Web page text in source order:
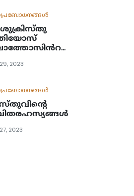
2023
2023